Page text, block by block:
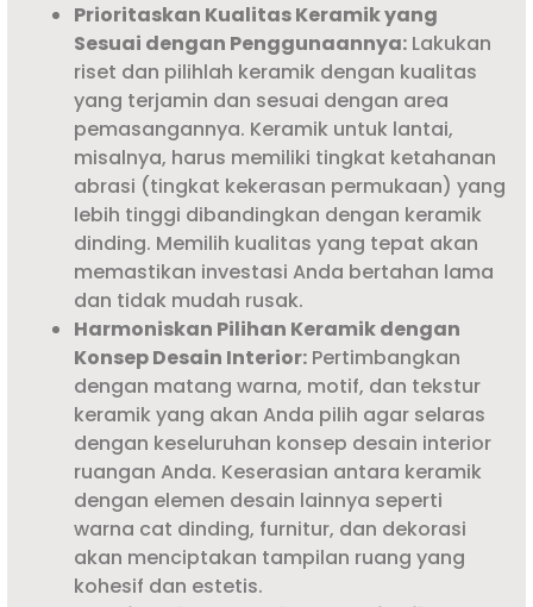
Prioritaskan Kualitas Keramik yang
Sesuai dengan Penggunaannya: Lakukan
riset dan pilihlah keramik dengan kualitas
yang terjamin dan sesuai dengan area
pemasangannya. Keramik untuk lantai,
misalnya, harus memiliki tingkat ketahanan
abrasi (tingkat kekerasan permukaan) yang
lebih tinggi dibandingkan dengan keramik
dinding. Memilih kualitas yang tepat akan
memastikan investasi Anda bertahan lama
dan tidak mudah rusak.
Harmoniskan Pilihan Keramik dengan
Konsep Desain Interior: Pertimbangkan
dengan matang warna, motif, dan tekstur
keramik yang akan Anda pilih agar selaras
dengan keseluruhan konsep desain interior
ruangan Anda. Keserasian antara keramik
dengan elemen desain lainnya seperti
warna cat dinding, furnitur, dan dekorasi
akan menciptakan tampilan ruang yang
kohesif dan estetis.